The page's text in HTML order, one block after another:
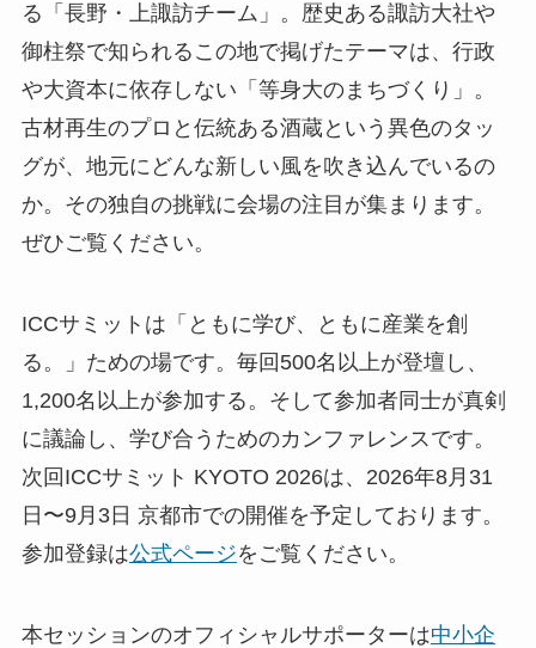
る「長野・上諏訪チーム」。歴史ある諏訪大社や
御柱祭で知られるこの地で掲げたテーマは、行政
や大資本に依存しない「等身大のまちづくり」。
古材再生のプロと伝統ある酒蔵という異色のタッ
グが、地元にどんな新しい風を吹き込んでいるの
か。その独自の挑戦に会場の注目が集まります。
ぜひご覧ください。
ICCサミットは「ともに学び、ともに産業を創
る。」ための場です。毎回500名以上が登壇し、
1,200名以上が参加する。そして参加者同士が真剣
に議論し、学び合うためのカンファレンスです。
次回ICCサミット KYOTO 2026は、2026年8月31
日〜9月3日 京都市での開催を予定しております。
参加登録は公式ページをご覧ください。
本セッションのオフィシャルサポーターは中小企